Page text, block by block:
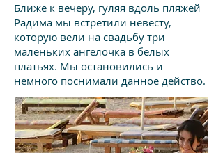
Ближе к вечеру, гуляя вдоль пляжей
Радима мы встретили невесту,
которую вели на свадьбу три
маленьких ангелочка в белых
платьях. Мы остановились и
немного поснимали данное действо.